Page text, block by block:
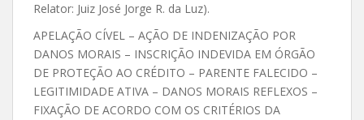
Relator: Juiz José Jorge R. da Luz).
APELAÇÃO CÍVEL – AÇÃO DE INDENIZAÇÃO POR
DANOS MORAIS – INSCRIÇÃO INDEVIDA EM ÓRGÃO
DE PROTEÇÃO AO CRÉDITO – PARENTE FALECIDO –
LEGITIMIDADE ATIVA – DANOS MORAIS REFLEXOS –
FIXAÇÃO DE ACORDO COM OS CRITÉRIOS DA